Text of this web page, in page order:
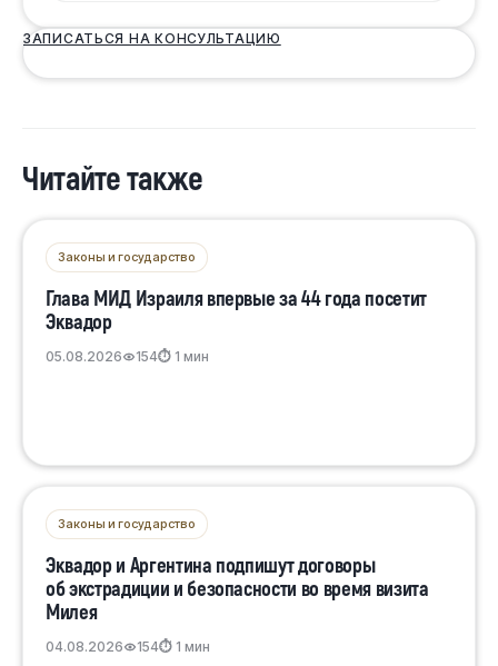
ЗАПИСАТЬСЯ НА КОНСУЛЬТАЦИЮ
Читайте также
Законы и государство
Глава МИД Израиля впервые за 44 года посетит
Эквадор
05.08.2026 154⏱ 1 мин
Законы и государство
Эквадор и Аргентина подпишут договоры
об экстрадиции и безопасности во время визита
Милея
04.08.2026 154⏱ 1 мин